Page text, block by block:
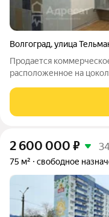
Волгоград,улица
Продается
расположенное на
улице Тельмана14.
отделки, готов к началу
2 600 000 ₽
75 м² свободное